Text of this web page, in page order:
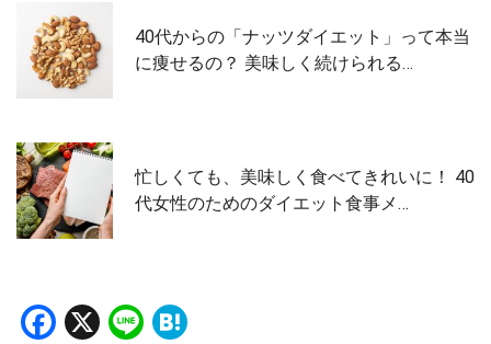
40代からの「ナッツダイエット」って本当
に痩せるの？ 美味しく続けられる…
忙しくても、美味しく食べてきれいに！ 40
代女性のためのダイエット食事メ…
Facebook
X Line